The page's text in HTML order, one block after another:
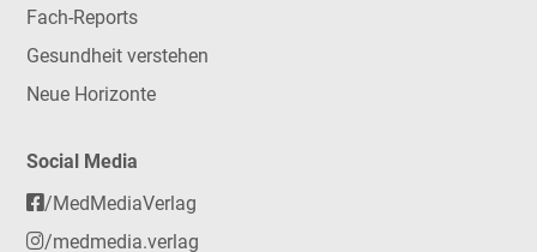
Fach-Reports
Gesundheit verstehen
Neue Horizonte
Social Media
/MedMediaVerlag
/medmedia.verlag